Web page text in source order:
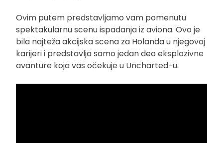
Ovim putem predstavljamo vam pomenutu
spektakularnu scenu ispadanja iz aviona. Ovo je
bila najteža akcijska scena za Holanda u njegovoj
karijeri i predstavlja samo jedan deo eksplozivne
avanture koja vas očekuje u Uncharted-u.